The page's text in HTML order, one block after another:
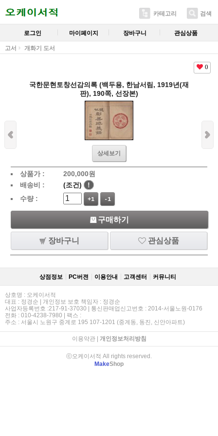
카테고리 검색
로그인 마이페이지 장바구니 관심상품
고서 개화기 도서
0
국한문현토창선감의록 (백두용, 한남서림, 1919년(재
판), 190쪽, 선장본)
상세보기
상품가 : 200,000원
배송비 :
(조건)
!
수량 :
+1 -1
구매하기
장바구니 관심상품
상점정보 PC버젼 이용안내 고객센터 커뮤니티
상호명 : 오케이서적
대표 : 정경순 | 개인정보 보호 책임자 : 정경순
사업자등록번호 :217-91-37030 | 통신판매업신고번호 : 2014-서울노원-0176
전화 : 010-4238-7980 | 팩스 :
주소 : 서울시 노원구 중계로 195 107-1201 (중계동, 동진, 신안아파트)
이용약관| 개인정보처리방침
ⓒ오케이서적 All rights reserved.
MakeShop